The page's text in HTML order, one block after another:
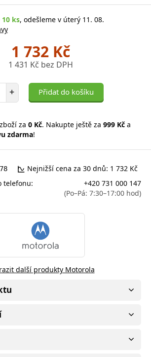
10 ks, odešleme v úterý 11. 08.
1 732 Kč
1 431 Kč bez DPH
položek
+ Přidat do košíku
za 0 Kč. Nakupte ještě za 999 Kč a
zdarma!
Nejnižší cena za 30 dnů: 1 732 Kč
telefonu:
+420 731 000 147
(Po–Pá: 7:30–17:00 hod)
další produkty Motorola